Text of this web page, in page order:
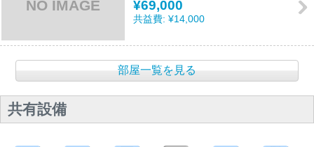
NO IMAGE ¥69,000
共益費: ¥14,000
部屋一覧を見る
共有設備